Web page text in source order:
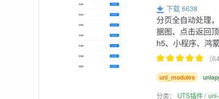
下载 6638
分页全自动处理
据图、点击返回
h5、小程序、鸿
（
uni_modules
分类： UTS插件